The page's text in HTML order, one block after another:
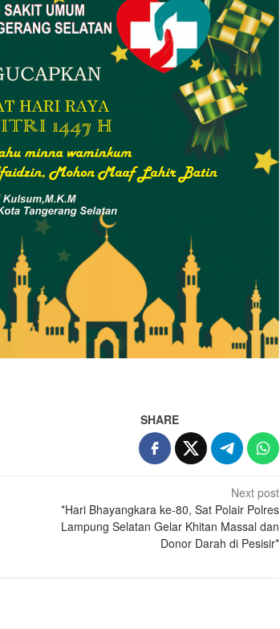
SHARE
Next post
*Hari Bhayangkara ke-80, Sat Polair Polres
Lampung Selatan Gelar Khitan Massal dan
Donor Darah di Pesisir*